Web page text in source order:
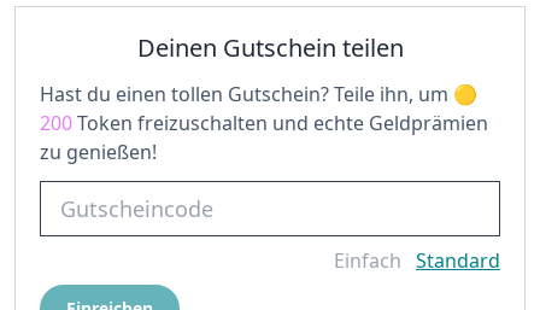
Deinen Gutschein teilen
Hast du einen tollen Gutschein? Teile ihn, um
200Token freizuschalten und echte Geldprämien
zu genießen!
Einfach Standard